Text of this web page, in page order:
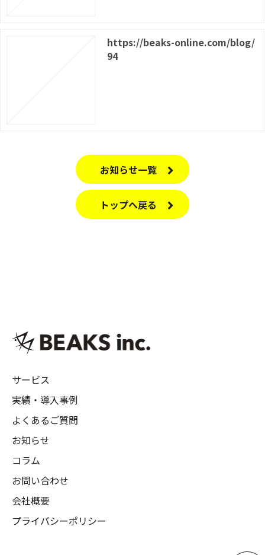
https://beaks-online.com/blog/
94
お知らせ一覧
トップへ戻る
サービス
実績・導入事例
よくあるご質問
お知らせ
コラム
お問い合わせ
会社概要
プライバシーポリシー